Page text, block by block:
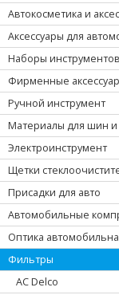
Автокосметика и
Аксессуары для
Наборы инструментов
Фирменные
Ручной инструмент
Материалы для шин и
Электроинструмент
Щетки
Присадки для авто
Автомобильные
Оптика
Фильтры
AC Delco